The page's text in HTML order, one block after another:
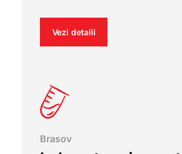
Vezi detalii
Brasov